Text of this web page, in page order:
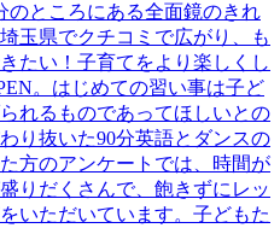
ところにある全面鏡のきれ
玉県でクチコミで広がり、も
たい！子育てをより楽しくし
。はじめての習い事は子ど
れるものであってほしいとの
り抜いた90分英語とダンスの
方のアンケートでは、時間が
りだくさんで、飽きずにレッ
いただいています。子どもた